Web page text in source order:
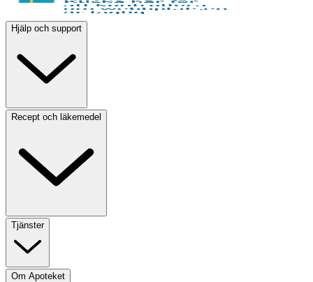
Hjälp och support
Recept och läkemedel
Tjänster
Om Apoteket